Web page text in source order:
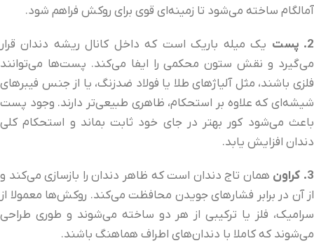
آمالگام ساخته می‌شود تا زمینه‌ای قوی برای روکش فراهم شود.
2. پست
یک میله باریک است که داخل کانال ریشه دندان قرار
می‌گیرد و نقش ستون محکمی را ایفا می‌کند. پست‌ها می‌توانند
فلزی باشند، مثل آلیاژهای طلا یا فولاد ضدزنگ، یا از جنس فیبرهای
شیشه‌ای که علاوه بر استحکام، ظاهری طبیعی‌تر دارند. وجود پست
باعث می‌شود کور بهتر در جای خود ثابت بماند و استحکام کلی
دندان افزایش یابد.
3. کراون همان تاج دندان است که ظاهر دندان را بازسازی می‌کند و
از آن در برابر فشارهای جویدن محافظت می‌کند. روکش‌ها معمولا از
سرامیک، فلز یا ترکیبی از هر دو ساخته می‌شوند و طوری طراحی
می‌شوند که کاملا با دندان‌های اطراف هماهنگ باشند.